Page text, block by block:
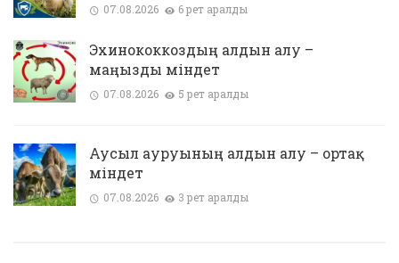
07.08.2026 6 рет қаралды
Эхинококкоздың алдын алу –
маңызды міндет
07.08.2026 5 рет қаралды
Аусыл ауруының алдын алу – ортақ
міндет
07.08.2026 3 рет қаралды